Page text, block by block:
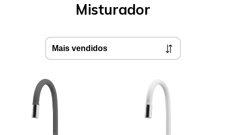
Misturador